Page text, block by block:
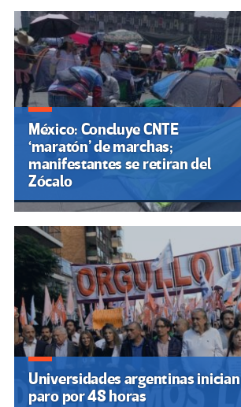
México: Concluye CNTE
‘maratón’ de marchas;
manifestantes se retiran del
Zócalo
Universidades argentinas inician
paro por 48 horas